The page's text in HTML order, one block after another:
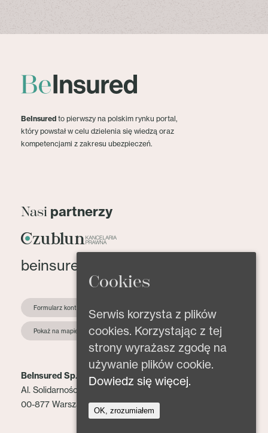
BeInsured to pierwszy na polskim rynku portal,
który powstał w celu dzielenia się wiedzą oraz
kompetencjami z zakresu ubezpieczeń.
Nasi partnerzy
beinsured@beinsured.pl
Formularz kontaktowy
Pokaż na mapie
BeInsured Sp. z o.o.
Al. Solidarności 153 lok. 2
00-877 Warszawa
Cookies
Serwis korzysta z plików
cookies. Korzystając z tej
strony wyrażasz zgodę na
używanie plików cookie.
Dowiedz się więcej.
OK, zrozumiałem